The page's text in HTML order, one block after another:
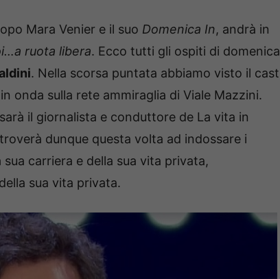
Mara Venier e il suo Domenica In, andrà in
ruota libera. Ecco tutti gli ospiti di domenica
. Nella scorsa puntata abbiamo visto il cast
onda sulla rete ammiraglia di Viale Mazzini.
il giornalista e conduttore de La vita in
dunque questa volta ad indossare i
carriera e della sua vita privata,
sua vita privata.